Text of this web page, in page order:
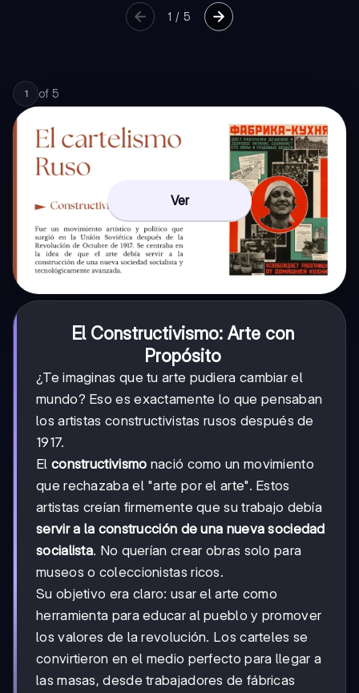
1 /5
1 of 5
Ver
El Constructivismo: Arte con
Propósito
¿Te imaginas que tu arte pudiera cambiar el
mundo? Eso es exactamente lo que pensaban
los artistas constructivistas rusos después de
1917.
El constructivismo nació como un movimiento
que rechazaba el "arte por el arte". Estos
artistas creían firmemente que su trabajo debía
servir a la construcción de una nueva sociedad
socialista. No querían crear obras solo para
museos o coleccionistas ricos.
Su objetivo era claro: usar el arte como
herramienta para educar al pueblo y promover
los valores de la revolución. Los carteles se
convirtieron en el medio perfecto para llegar a
las masas, desde trabajadores de fábricas